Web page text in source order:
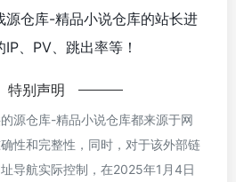
源仓库-精品小说仓库的站长进
、PV、跳出率等！
特别声明
源仓库-精品小说仓库都来源于网
性和完整性，同时，对于该外部链
导航实际控制，在2025年1月4日